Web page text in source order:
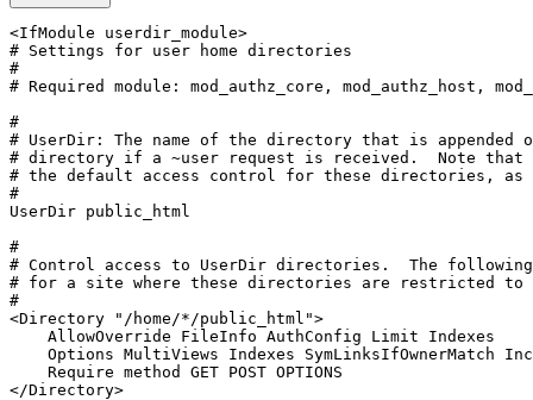
<IfModule userdir_module>
# Settings for user home directories
#
# Required module: mod_authz_core, mod_authz_host,
#
# UserDir: The name of the directory that is appended
# directory if a ~user request is received.  Note that
# the default access control for these directories, as
#
UserDir public_html
#
# Control access to UserDir directories.  The following
# for a site where these directories are restricted to
#
<Directory "/home/*/public_html">
    AllowOverride FileInfo AuthConfig Limit Indexes
Options MultiViews Indexes SymLinksIfOwnerMatch
    Require method GET POST OPTIONS
</Directory>